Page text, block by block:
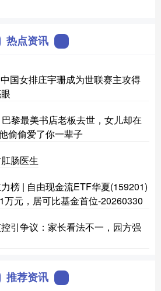
热点资讯
国女排庄宇珊成为世联赛主攻得
黎最美书店老板去世，女儿却在
偷偷爱了你一辈子
肠医生
榜 | 自由现金流ETF华夏(159201)
万元，居可比基金首位-20260330
引争议：家长看法不一，园方强
推荐资讯